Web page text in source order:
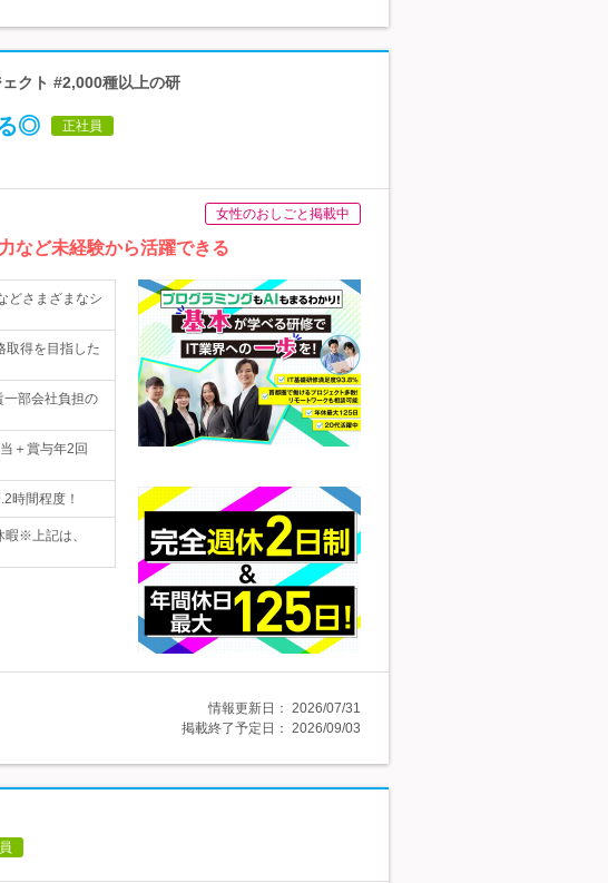
クト #2,000種以上の研
る◎ 正社員
女性のおしごと掲載中
など未経験から活躍できる
どさまざまなシ
取得を目指した
部会社負担の
当＋賞与年2回
時間程度！
※上記は、
情報更新日： 2026/07/31
掲載終了予定日： 2026/09/03